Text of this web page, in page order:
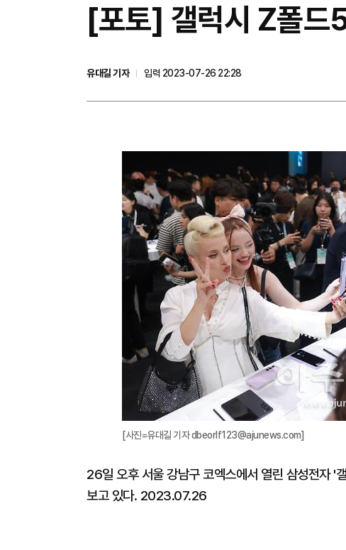
[포토] 갤럭시 Z폴드
유대길 기자
입력 2023-07-26 22:28
[사진=유대길 기자 dbeorlf123@ajunews.com]
26일 오후 서울 강남구 코엑스에서 열린 삼성전자 '
보고 있다. 2023.07.26